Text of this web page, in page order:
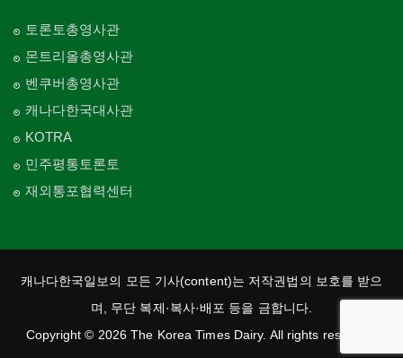
토론토총영사관
몬트리올총영사관
벤쿠버총영사관
캐나다한국대사관
KOTRA
민주평통토론토
재외통포협력센터
캐나다한국일보의 모든 기사(content)는 저작권법의 보호를 받으
며, 무단 복제·복사·배포 등을 금합니다.
Copyright © 2026 The Korea Times Dairy. All rights reserved.